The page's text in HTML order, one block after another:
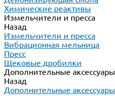
Химические реактивы
Измельчители и пресса
Назад
Измельчители и пресса
Вибрационная мельница
Пресс
Щековые дробилки
Дополнительные аксессуары
Назад
Дополнительные аксессуары